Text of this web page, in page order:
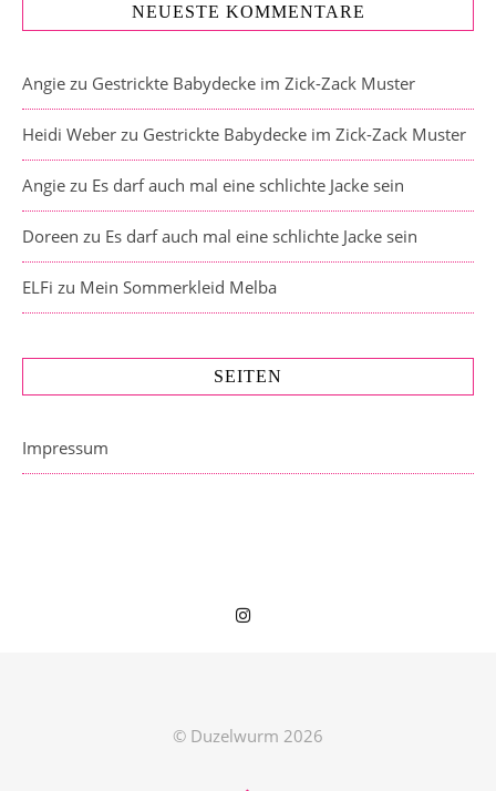
NEUESTE KOMMENTARE
Angie zu Gestrickte Babydecke im Zick-Zack Muster
Heidi Weber zu Gestrickte Babydecke im Zick-Zack Muster
Angie zu Es darf auch mal eine schlichte Jacke sein
Doreen zu Es darf auch mal eine schlichte Jacke sein
ELFi zu Mein Sommerkleid Melba
SEITEN
Impressum
© Duzelwurm 2026